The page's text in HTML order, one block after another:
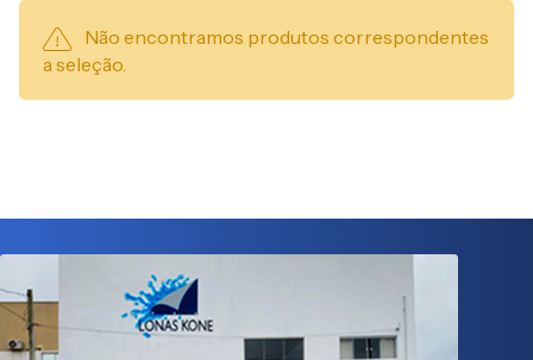
Não encontramos produtos correspondentes
a seleção.